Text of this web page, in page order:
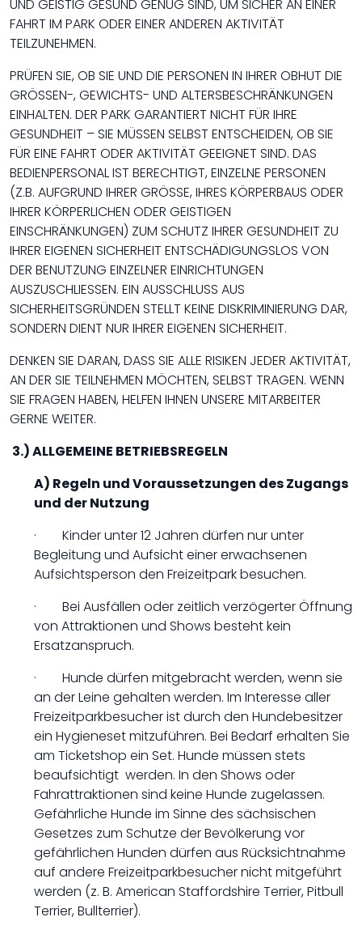
UND GEISTIG GESUND GENUG SIND, UM SICHER AN EINER
FAHRT IM PARK ODER EINER ANDEREN AKTIVITÄT
TEILZUNEHMEN.
PRÜFEN SIE, OB SIE UND DIE PERSONEN IN IHRER OBHUT DIE
GRÖSSEN-, GEWICHTS- UND ALTERSBESCHRÄNKUNGEN
EINHALTEN. DER PARK GARANTIERT NICHT FÜR IHRE
GESUNDHEIT – SIE MÜSSEN SELBST ENTSCHEIDEN, OB SIE
FÜR EINE FAHRT ODER AKTIVITÄT GEEIGNET SIND. DAS
BEDIENPERSONAL IST BERECHTIGT, EINZELNE PERSONEN
(Z.B. AUFGRUND IHRER GRÖSSE, IHRES KÖRPERBAUS ODER
IHRER KÖRPERLICHEN ODER GEISTIGEN
EINSCHRÄNKUNGEN) ZUM SCHUTZ IHRER GESUNDHEIT ZU
IHRER EIGENEN SICHERHEIT ENTSCHÄDIGUNGSLOS VON
DER BENUTZUNG EINZELNER EINRICHTUNGEN
AUSZUSCHLIESSEN. EIN AUSSCHLUSS AUS
SICHERHEITSGRÜNDEN STELLT KEINE DISKRIMINIERUNG DAR,
SONDERN DIENT NUR IHRER EIGENEN SICHERHEIT.
DENKEN SIE DARAN, DASS SIE ALLE RISIKEN JEDER AKTIVITÄT,
AN DER SIE TEILNEHMEN MÖCHTEN, SELBST TRAGEN. WENN
SIE FRAGEN HABEN, HELFEN IHNEN UNSERE MITARBEITER
GERNE WEITER.
3.) ALLGEMEINE BETRIEBSREGELN
A) Regeln und Voraussetzungen des Zugangs
und der Nutzung
· Kinder unter 12 Jahren dürfen nur unter
Begleitung und Aufsicht einer erwachsenen
Aufsichtsperson den Freizeitpark besuchen.
· Bei Ausfällen oder zeitlich verzögerter Öffnung
von Attraktionen und Shows besteht kein
Ersatzanspruch.
· Hunde dürfen mitgebracht werden, wenn sie
an der Leine gehalten werden. Im Interesse aller
Freizeitparkbesucher ist durch den Hundebesitzer
ein Hygieneset mitzuführen. Bei Bedarf erhalten Sie
am Ticketshop ein Set. Hunde müssen stets
beaufsichtigt werden. In den Shows oder
Fahrattraktionen sind keine Hunde zugelassen.
Gefährliche Hunde im Sinne des sächsischen
Gesetzes zum Schutze der Bevölkerung vor
gefährlichen Hunden dürfen aus Rücksichtnahme
auf andere Freizeitparkbesucher nicht mitgeführt
werden (z. B. American Staffordshire Terrier, Pitbull
Terrier, Bullterrier).